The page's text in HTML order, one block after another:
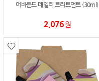
어바운드 데일리 트리트먼트 (30ml)
2,076원